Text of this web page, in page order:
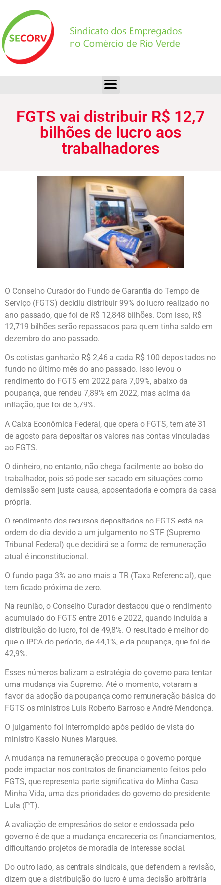
FGTS vai distribuir R$ 12,7
bilhões de lucro aos
trabalhadores
O Conselho Curador do Fundo de Garantia do Tempo de
Serviço (FGTS) decidiu distribuir 99% do lucro realizado no
ano passado, que foi de R$ 12,848 bilhões. Com isso, R$
12,719 bilhões serão repassados para quem tinha saldo em
dezembro do ano passado.
Os cotistas ganharão R$ 2,46 a cada R$ 100 depositados no
fundo no último mês do ano passado. Isso levou o
rendimento do FGTS em 2022 para 7,09%, abaixo da
poupança, que rendeu 7,89% em 2022, mas acima da
inflação, que foi de 5,79%.
A Caixa Econômica Federal, que opera o FGTS, tem até 31
de agosto para depositar os valores nas contas vinculadas
ao FGTS.
O dinheiro, no entanto, não chega facilmente ao bolso do
trabalhador, pois só pode ser sacado em situações como
demissão sem justa causa, aposentadoria e compra da casa
própria.
O rendimento dos recursos depositados no FGTS está na
ordem do dia devido a um julgamento no STF (Supremo
Tribunal Federal) que decidirá se a forma de remuneração
atual é inconstitucional.
O fundo paga 3% ao ano mais a TR (Taxa Referencial), que
tem ficado próxima de zero.
Na reunião, o Conselho Curador destacou que o rendimento
acumulado do FGTS entre 2016 e 2022, quando incluída a
distribuição do lucro, foi de 49,8%. O resultado é melhor do
que o IPCA do período, de 44,1%, e da poupança, que foi de
42,9%.
Esses números balizam a estratégia do governo para tentar
uma mudança via Supremo. Até o momento, votaram a
favor da adoção da poupança como remuneração básica do
FGTS os ministros Luis Roberto Barroso e André Mendonça.
O julgamento foi interrompido após pedido de vista do
ministro Kassio Nunes Marques.
A mudança na remuneração preocupa o governo porque
pode impactar nos contratos de financiamento feitos pelo
FGTS, que representa parte significativa do Minha Casa
Minha Vida, uma das prioridades do governo do presidente
Lula (PT).
A avaliação de empresários do setor e endossada pelo
governo é de que a mudança encareceria os financiamentos,
dificultando projetos de moradia de interesse social.
Do outro lado, as centrais sindicais, que defendem a revisão,
dizem que a distribuição do lucro é uma decisão arbitrária